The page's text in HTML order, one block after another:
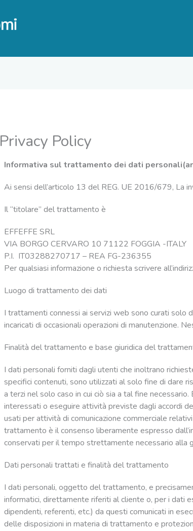
Privacy Policy
Informativa sul trattamento dei dati
Ai sensi dell’articolo 13 del REG. UE 2016/679, La
Il “titolare” del trattamento è
EFFEFFE SRL
VIA BORGO CERVARO 10 71122 FOGGIA -ITALY
P.I. IT03288270717 – REA FG-236355
Per qualsiasi informazione o richiesta scrivere
Luogo di trattamento dei dati
I trattamenti connessi ai servizi web sono curati solo
incaricati di occasionali operazioni di manutenzione.
Finalità del trattamento e base giuridica del
I dati personali forniti dagli utenti che inoltrano
specifici contenuti, sono utilizzati al solo fine di dare
a terzi nel solo caso in cui ciò sia a tal fine
interessati o eseguire attività previste dagli accordi
usati per attività di comunicazione commerciale
trattamento è il consenso liberamente espresso
conservati per il tempo strettamente necessario
Dati personali trattati e finalità del trattamento
I dati personali, oggetto del trattamento, e
informatici, direttamente riferiti al cliente o, per i dati
dipendenti, referenti, etc.) da questi comunicati in
delle disposizioni in materia di trattamento e